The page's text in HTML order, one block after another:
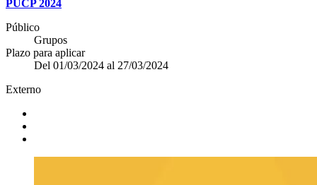
PUCP 2024
Público
Grupos
Plazo para aplicar
Del 01/03/2024 al 27/03/2024
Externo